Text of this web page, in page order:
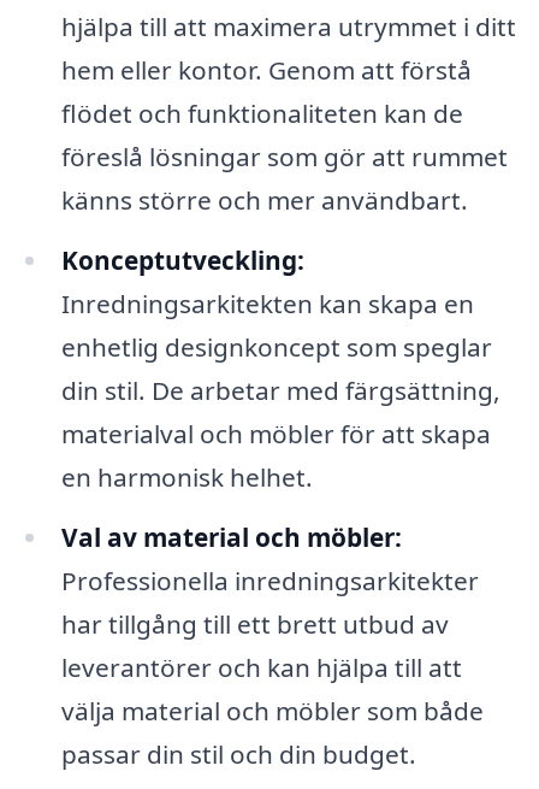
hjälpa till att maximera utrymmet i ditt
hem eller kontor. Genom att förstå
flödet och funktionaliteten kan de
föreslå lösningar som gör att rummet
känns större och mer användbart.
Konceptutveckling:
Inredningsarkitekten kan skapa en
enhetlig designkoncept som speglar
din stil. De arbetar med färgsättning,
materialval och möbler för att skapa
en harmonisk helhet.
Val av material och möbler:
Professionella inredningsarkitekter
har tillgång till ett brett utbud av
leverantörer och kan hjälpa till att
välja material och möbler som både
passar din stil och din budget.